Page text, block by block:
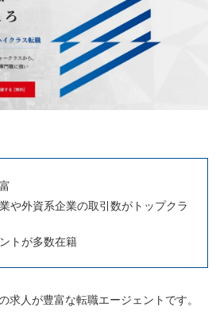
や外資系企業の取引数がトップクラ
トが多数在籍
求人が豊富な転職エージェントです。